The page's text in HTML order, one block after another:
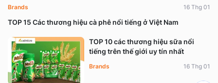
TOP 15 Các thương hiệu cà phê nổi tiếng ở Việt Nam
Brands 16 Thg 01
TOP 10 các thương hiệu sữa nổi
tiếng trên thế giới uy tín nhất
Brands 16 Thg 01